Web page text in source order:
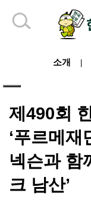
소개
제490회
‘푸르메
넥슨과 함
크 남산’
하단 영역